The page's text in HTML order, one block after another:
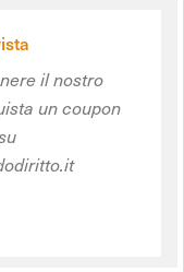
il nostro
un coupon